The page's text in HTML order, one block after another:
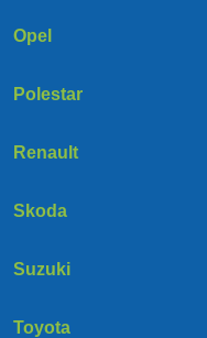
Opel
Polestar
Renault
Skoda
Suzuki
Toyota